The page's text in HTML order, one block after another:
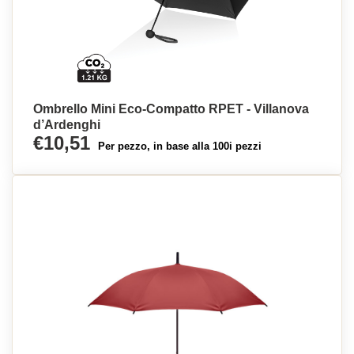
Ombrello Mini Eco-Compatto RPET - Villanova
d’Ardenghi
€10,51 Per pezzo, in base alla 100i pezzi